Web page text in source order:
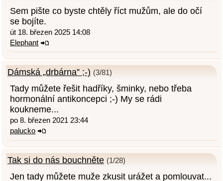
Sem pište co byste chtěly říct mužům, ale do očí
se bojíte.
út 18. březen 2025 14:08
Elephant
Dámská „drbárna” ;-) (3/81)
Tady můžete řešit hadříky, šminky, nebo třeba
hormonální antikoncepci ;-) My se rádi
koukneme...
po 8. březen 2021 23:44
palucko
Tak si do nás bouchněte (1/28)
Jen tady můžete muže zkusit urážet a pomlouvat...